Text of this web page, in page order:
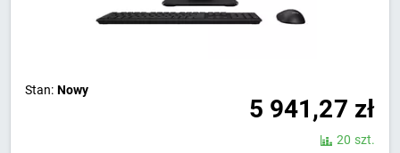
Stan: Nowy
5 941,27 zł
20 szt.